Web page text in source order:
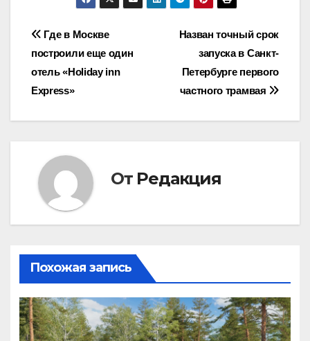
Навигация
по
записям
Назван точный срок
запуска в Санкт-
Петербурге первого
частного трамвая
Где в Москве
построили еще один
отель «Holiday inn
Express»
От Редакция
Похожая запись